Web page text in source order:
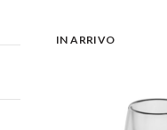
IN ARRIVO